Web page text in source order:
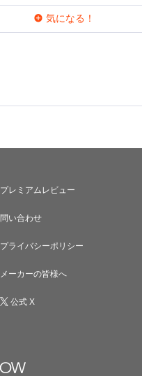
気になる！
プレミアムレビュー
問い合わせ
プライバシーポリシー
メーカーの皆様へ
公式 X